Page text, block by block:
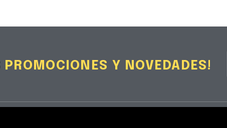
PROMOCIONES Y NOVEDADES!